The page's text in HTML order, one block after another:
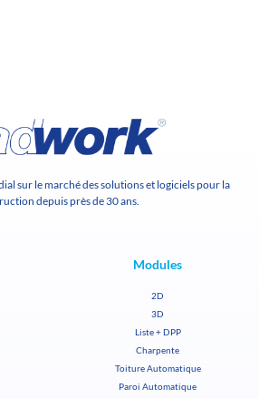
sur le marché des solutions et logiciels pour la
depuis près de 30 ans.
Modules
2D
3D
Liste + DPP
Charpente
Toiture Automatique
Paroi Automatique